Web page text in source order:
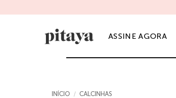
to
ASSINE AGORA
INÍCIO / CALCINHAS